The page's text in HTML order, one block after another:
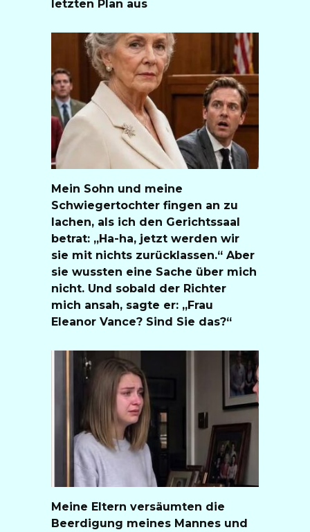
letzten Plan aus
Mein Sohn und meine
Schwiegertochter fingen an zu
lachen, als ich den Gerichtssaal
betrat: „Ha-ha, jetzt werden wir
sie mit nichts zurücklassen.“ Aber
sie wussten eine Sache über mich
nicht. Und sobald der Richter
mich ansah, sagte er: „Frau
Eleanor Vance? Sind Sie das?“
Meine Eltern versäumten die
Beerdigung meines Mannes und